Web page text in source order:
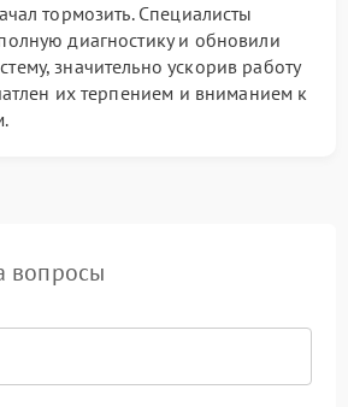
тормозить. Специалисты
диагностику и обновили
значительно ускорив работу
их терпением и вниманием к
вопросы